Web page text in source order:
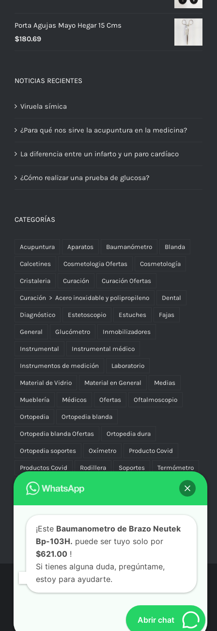
Porta Agujas Mayo Hegar 15 Cms
$180.69
NOTICIAS RECIENTES
Viruela símica
¿Para qué nos sirve la acupuntura en la medicina?
La diferencia entre un infarto y un paro cardíaco
¿Cómo realizar una prueba de glucosa?
CATEGORÍAS
Acupuntura Aparatos Baumanómetro Blanda
Calcetines Cosmetologia Ofertas Cosmetología
Cristaleria Curación Curación Ofertas
Curación > Acero inoxidable y polipropileno Dental
Diagnóstico Estetoscopio Estuches Fajas
General Glucómetro Inmobilizadores
Instrumental Instrumental médico
Instrumentos de medición Laboratorio
Material de Vidrio Material en General Medias
Mueblería Médicos Ofertas Oftalmoscopio
Ortopedia Ortopedia blanda
Ortopedia blanda Ofertas Ortopedia dura
Ortopedia soportes Oxímetro Producto Covid
Productos Covid Rodillera Soportes Termómetro
Uniforme Uniformes
© Copyright
¡Este Baumanometro de Brazo Neutek
Bp-103H. puede ser tuyo solo por
$621.00 !
Si tienes alguna duda, pregúntame,
estoy para ayudarte.
Abrir chat